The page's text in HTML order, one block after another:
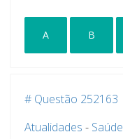
A B
# Questão 252163
Atualidades - Saúde